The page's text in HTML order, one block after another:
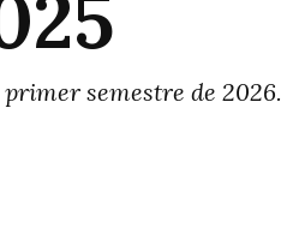
semestre de 2026.